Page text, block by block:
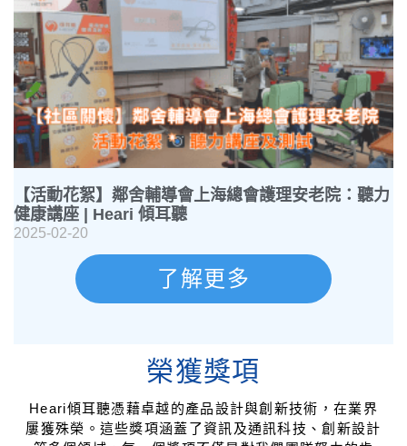
【活動花絮】鄰舍輔導會上海總會護理安老院：聽力
健康講座 | Heari 傾耳聽
2025-02-20
了解更多
榮獲獎項
Heari傾耳聽憑藉卓越的產品設計與創新技術，在業界
屢獲殊榮。這些獎項涵蓋了資訊及通訊科技、創新設計